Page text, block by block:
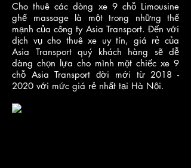
Cho thuêcác dòng xe 9 chỗ Limousine
ghế massagelà một trong những thế
mạnh của công ty Asia Transport. Đến với
dịch vụ cho thuê xe uy tín, giá rẻ của
Asia Transport quý khách hàng sẽ dễ
dàng chọn lựa cho mình một chiếc xe 9
chỗ Asia Transport đời mới từ 2018 -
2020 với mức giá rẻ nhất tại Hà Nội.